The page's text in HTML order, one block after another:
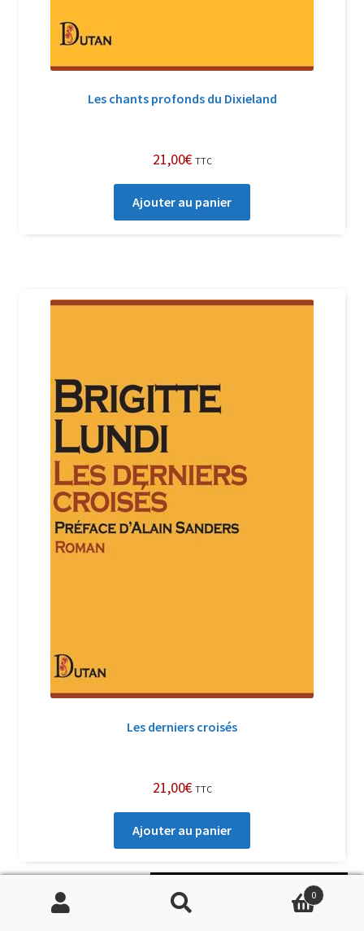
Les chants profonds du Dixieland
21,00€ TTC
Ajouter au panier
Les derniers croisés
21,00€ TTC
Ajouter au panier
Recherche
Recherche
0
Soutenir Philippe Randa